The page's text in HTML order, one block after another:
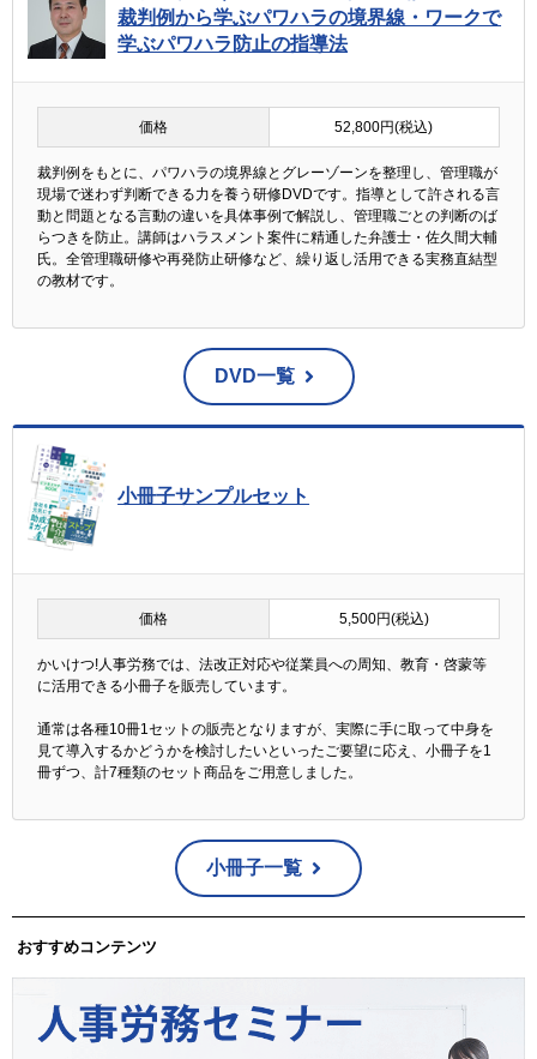
裁判例から学ぶパワハラの境界線・ワークで
学ぶパワハラ防止の指導法
価格 52,800円(税込)
裁判例をもとに、パワハラの境界線とグレーゾーンを整理し、管理職が
現場で迷わず判断できる力を養う研修DVDです。指導として許される言
動と問題となる言動の違いを具体事例で解説し、管理職ごとの判断のば
らつきを防止。講師はハラスメント案件に精通した弁護士・佐久間大輔
氏。全管理職研修や再発防止研修など、繰り返し活用できる実務直結型
の教材です。
DVD一覧
小冊子サンプルセット
価格 5,500円(税込)
かいけつ!人事労務では、法改正対応や従業員への周知、教育・啓蒙等
に活用できる小冊子を販売しています。
通常は各種10冊1セットの販売となりますが、実際に手に取って中身を
見て導入するかどうかを検討したいといったご要望に応え、小冊子を1
冊ずつ、計7種類のセット商品をご用意しました。
小冊子一覧
おすすめコンテンツ